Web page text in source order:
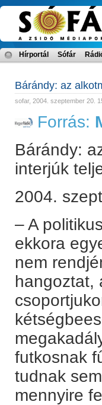
Hírportál Sófár
Bárándy: az
sofar, 2004. szeptember 20.
Forrás:
Bárándy:
interjúk
2004.
– A
ekkora
nem
hangoztat,
futkosnak
tudnak
mennyire